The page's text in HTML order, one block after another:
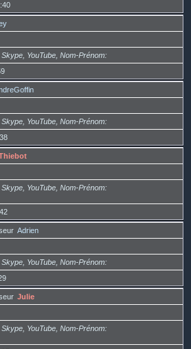
YouTube, Nom-Prénom
YouTube, Nom-Prénom
YouTube, Nom-Prénom
Adrien
YouTube, Nom-Prénom
Julie
YouTube, Nom-Prénom